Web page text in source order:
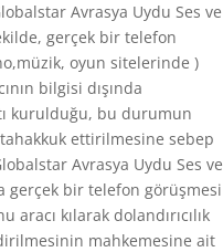
Avrasya Uydu Ses ve
gerçek bir telefon
oyun sitelerinde )
bilgisi dışında
kurulduğu, bu durumun
ettirilmesine sebep
Avrasya Uydu Ses ve
gerçek bir telefon görüşmesi
kılarak dolandırıcılık
mahkemesine ait